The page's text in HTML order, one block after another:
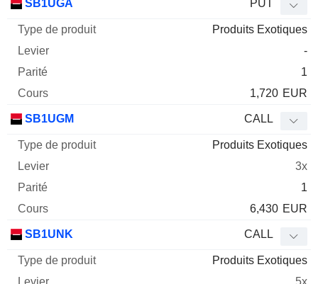
SB1UGA PUT
Produits Exotiques
-
1
1,720 EUR
SB1UGM CALL
Produits Exotiques
3x
1
6,430 EUR
SB1UNK CALL
Produits Exotiques